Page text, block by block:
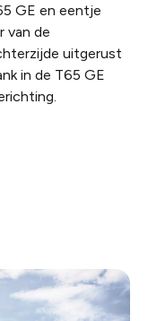
GE en eentje
van de
uitgerust
in de T65 GE